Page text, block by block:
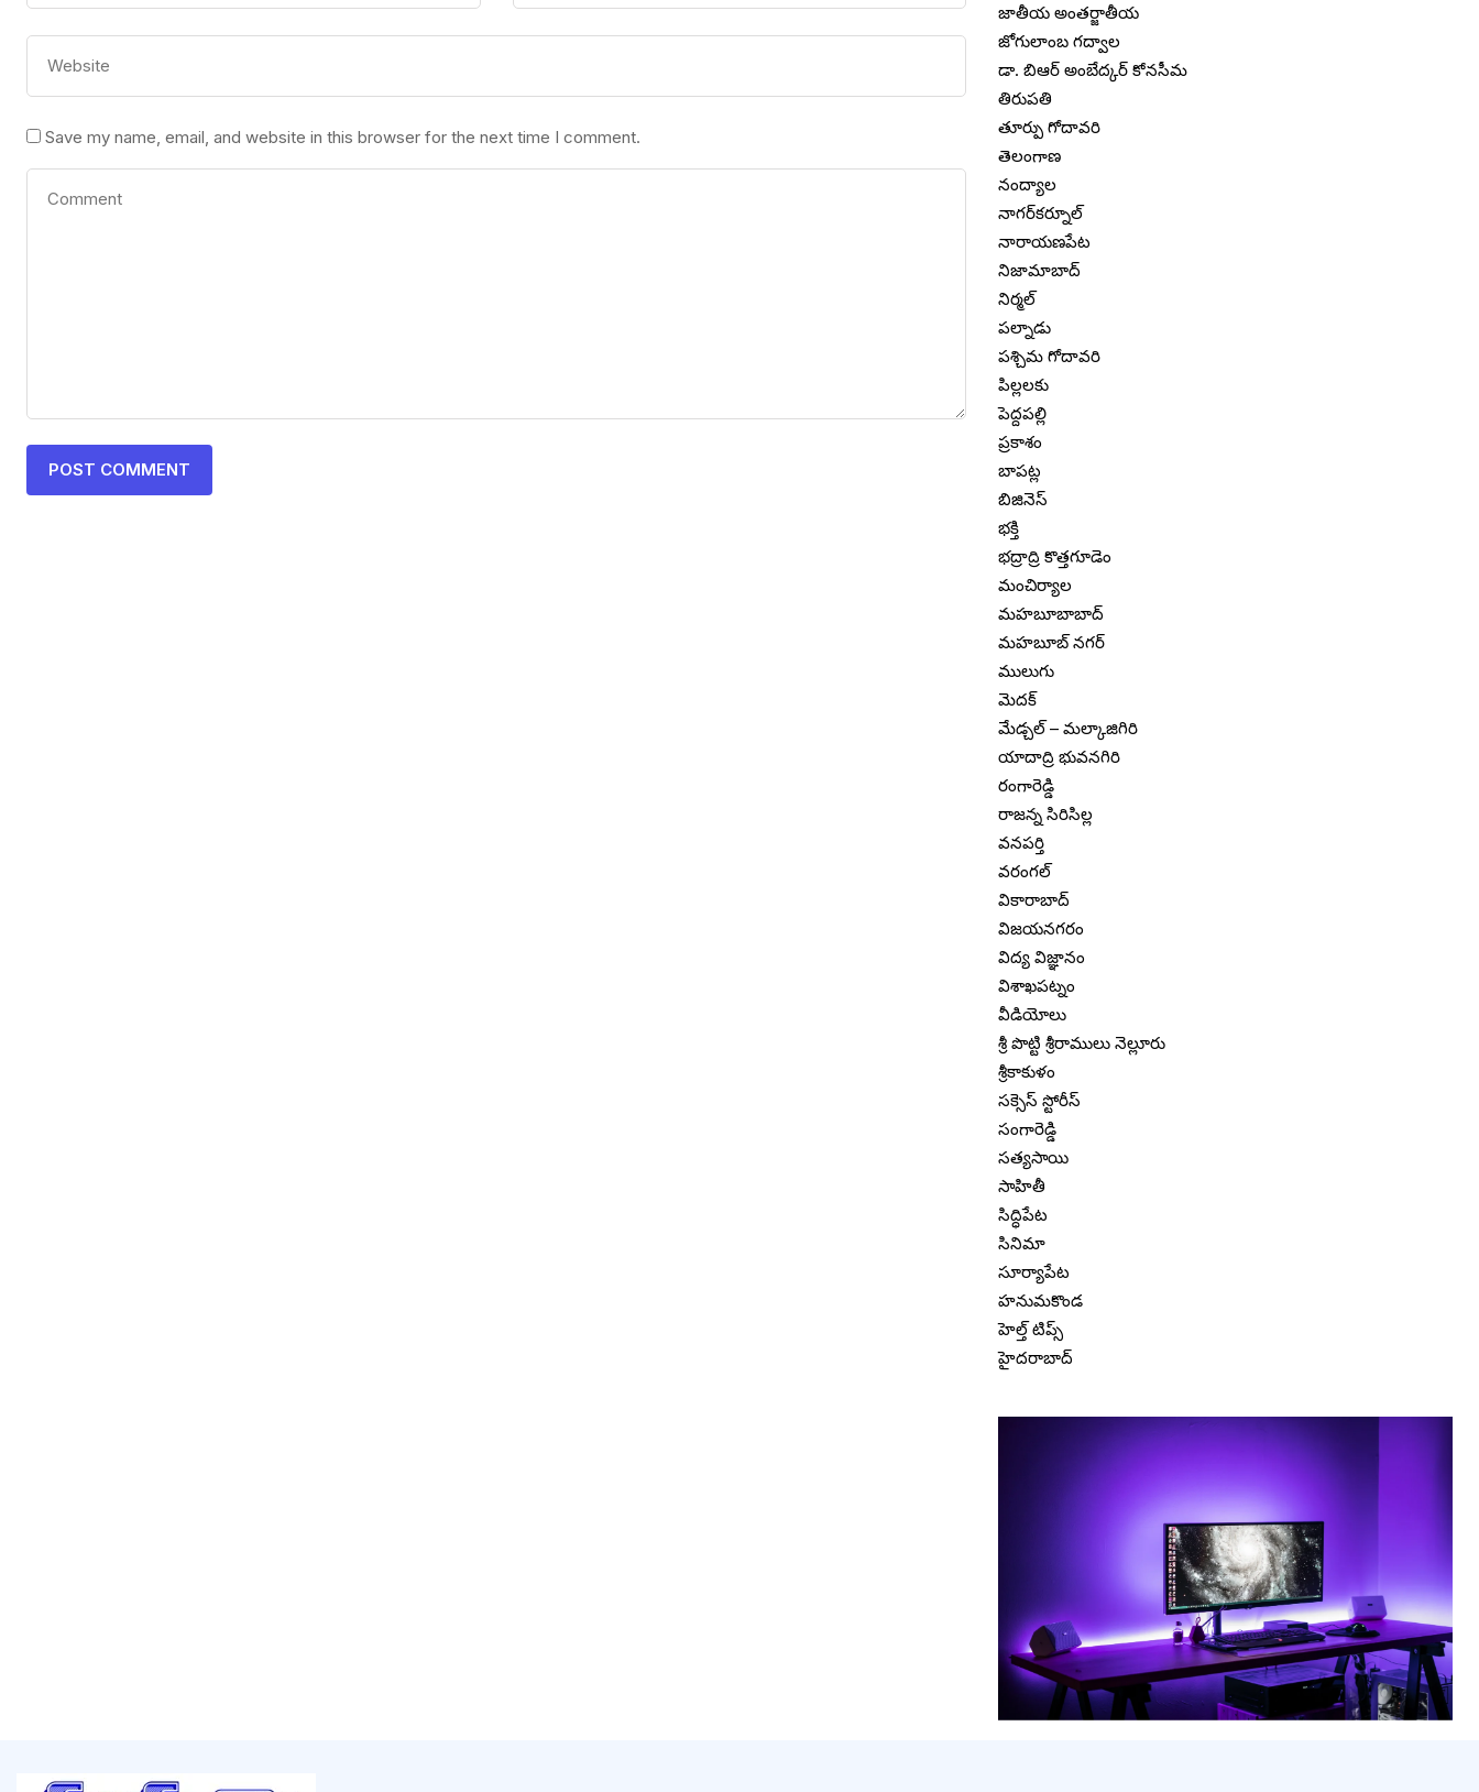
Save my name, email, and website in this browser for the next time I comment.
జాతీయ అంతర్జాతీయ
జోగులాంబ గద్వాల
డా. బిఆర్ అంబేద్కర్ కోనసీమ
తిరుపతి
తూర్పు గోదావరి
తెలంగాణ
నంద్యాల
నాగర్‌కర్నూల్
నారాయణపేట
నిజామాబాద్
నిర్మల్
పల్నాడు
పశ్చిమ గోదావరి
పిల్లలకు
పెద్దపల్లి
ప్రకాశం
బాపట్ల
బిజినెస్
భక్తి
భద్రాద్రి కొత్తగూడెం
మంచిర్యాల
మహబూబాబాద్
మహబూబ్ నగర్
ములుగు
మెదక్
మేడ్చల్ – మల్కాజిగిరి
యాదాద్రి భువనగిరి
రంగారెడ్డి
రాజన్న సిరిసిల్ల
వనపర్తి
వరంగల్
వికారాబాద్
విజయనగరం
విద్య విజ్ఞానం
విశాఖపట్నం
వీడియోలు
శ్రీ పొట్టి శ్రీరాములు నెల్లూరు
శ్రీకాకుళం
సక్సెస్ స్టోరీస్
సంగారెడ్డి
సత్యసాయి
సాహితీ
సిద్ధిపేట
సినిమా
సూర్యాపేట
హనుమకొండ
హెల్త్ టిప్స్
హైదరాబాద్